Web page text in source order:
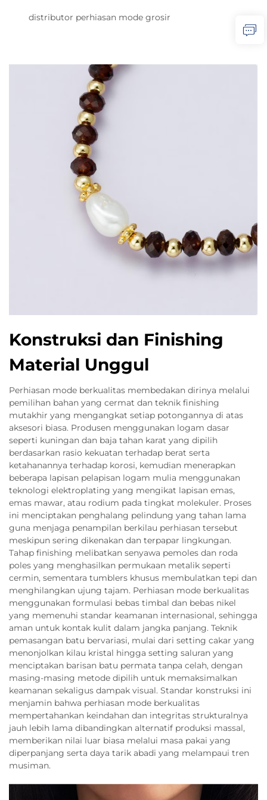
distributor perhiasan mode grosir
Konstruksi dan Finishing
Material Unggul
Perhiasan mode berkualitas membedakan dirinya melalui
pemilihan bahan yang cermat dan teknik finishing
mutakhir yang mengangkat setiap potongannya di atas
aksesori biasa. Produsen menggunakan logam dasar
seperti kuningan dan baja tahan karat yang dipilih
berdasarkan rasio kekuatan terhadap berat serta
ketahanannya terhadap korosi, kemudian menerapkan
beberapa lapisan pelapisan logam mulia menggunakan
teknologi elektroplating yang mengikat lapisan emas,
emas mawar, atau rodium pada tingkat molekuler. Proses
ini menciptakan penghalang pelindung yang tahan lama
guna menjaga penampilan berkilau perhiasan tersebut
meskipun sering dikenakan dan terpapar lingkungan.
Tahap finishing melibatkan senyawa pemoles dan roda
poles yang menghasilkan permukaan metalik seperti
cermin, sementara tumblers khusus membulatkan tepi dan
menghilangkan ujung tajam. Perhiasan mode berkualitas
menggunakan formulasi bebas timbal dan bebas nikel
yang memenuhi standar keamanan internasional, sehingga
aman untuk kontak kulit dalam jangka panjang. Teknik
pemasangan batu bervariasi, mulai dari setting cakar yang
menonjolkan kilau kristal hingga setting saluran yang
menciptakan barisan batu permata tanpa celah, dengan
masing-masing metode dipilih untuk memaksimalkan
keamanan sekaligus dampak visual. Standar konstruksi ini
menjamin bahwa perhiasan mode berkualitas
mempertahankan keindahan dan integritas strukturalnya
jauh lebih lama dibandingkan alternatif produksi massal,
memberikan nilai luar biasa melalui masa pakai yang
diperpanjang serta daya tarik abadi yang melampaui tren
musiman.